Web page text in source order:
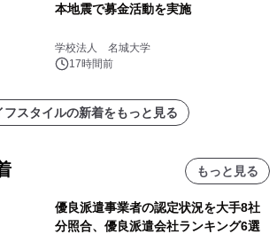
本地震で募金活動を実施
学校法人 名城大学
17時間前
フスタイルの新着をもっと見る
もっと見る
優良派遣事業者の認定状況を大手8社
分照合、優良派遣会社ランキング6選